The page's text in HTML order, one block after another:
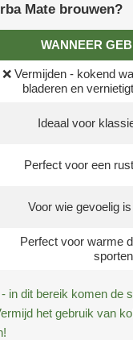
Mate brouwen?
WANNEER
❌ Vermijden - kokend
bladeren en
Ideaal voor
Perfect voor een
Voor wie gevoelig
Perfect voor warme
sporten
- in dit bereik komen de
het gebruik van